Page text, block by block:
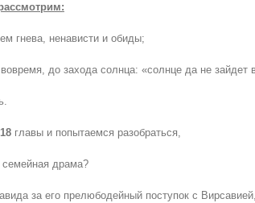
гнева, ненависти и обиды;
до захода солнца: «солнце да не зайдет
главы и попытаемся разобраться,
драма?
за его прелюбодейный поступок с